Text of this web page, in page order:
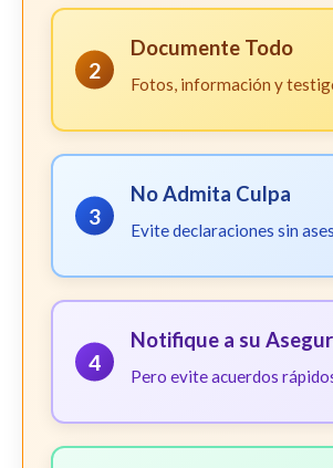
2
Documente Todo
Fotos, información y
3
No Admita Culpa
Evite declaraciones sin
4
Notifique a su
Pero evite acuerdos